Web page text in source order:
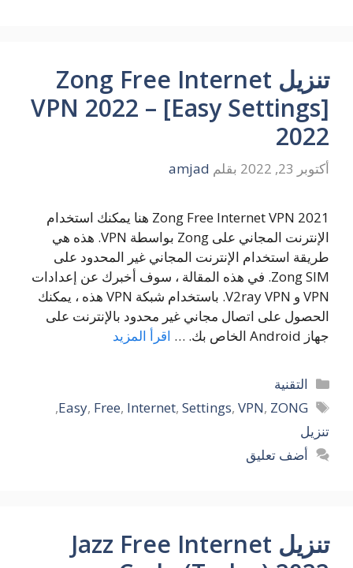
تنزيل Zong Free Internet
VPN 2022 – [Easy Settings]
2022
أكتوبر 23, 2022 بقلم amjad
Zong Free Internet VPN 2021 هنا يمكنك استخدام
الإنترنت المجاني على Zong بواسطة VPN. هذه هي
طريقة استخدام الإنترنت المجاني غير المحدود على
Zong SIM. في هذه المقالة ، سوف أخبرك عن إعدادات
VPN و V2ray VPN. باستخدام شبكة VPN هذه ، يمكنك
الحصول على اتصال مجاني غير محدود بالإنترنت على
جهاز Android الخاص بك. …
اقرأ المزيد
التصنيفات
التقنية
الوسوم
Easy, Free, Internet, Settings, VPN, ZONG
,
تنزيل
أضف تعليق
تنزيل Jazz Free Internet